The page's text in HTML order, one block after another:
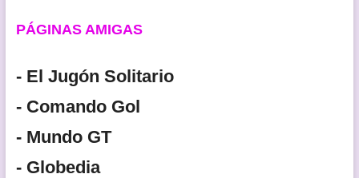
PÁGINAS AMIGAS
- El Jugón Solitario
- Comando Gol
- Mundo GT
- Globedia